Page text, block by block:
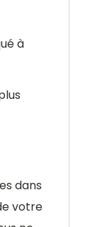
à
dans
votre